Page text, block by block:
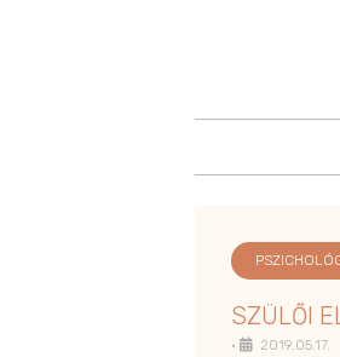
SZÜLŐI
• 2019.05.17.